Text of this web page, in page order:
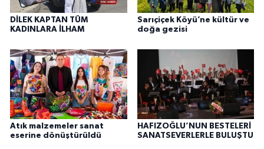
DİLEK KAPTAN TÜM
KADINLARA İLHAM
Sarıçiçek Köyü’ne kültür ve
doğa gezisi
Atık malzemeler sanat
eserine dönüştürüldü
HAFIZOĞLU’NUN BESTELERİ
SANATSEVERLERLE BULUŞTU